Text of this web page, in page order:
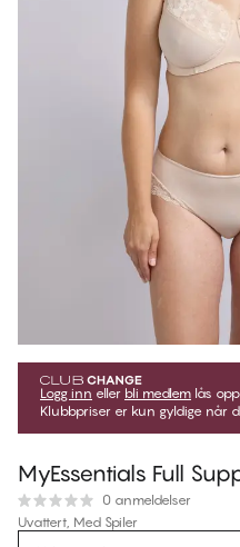
Logg inn eller bli medlem lås
Klubbpriser er kun gyldige når
MyEssentials Full
0 anmeldelser
Uvattert, Med Spiler